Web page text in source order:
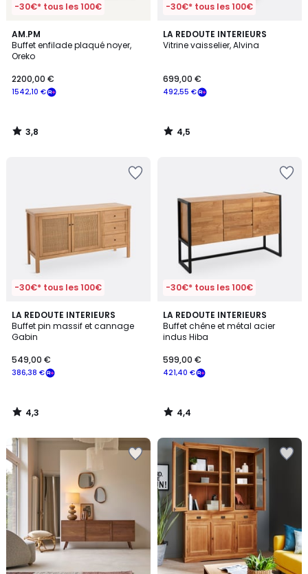
-30€* tous les 100€
AM.PM
Buffet enfilade plaqué noyer,
Oreko
1542,10 €
2200,00 €
3,8
/ 5
3,8
/
-30€* tous les 100€
LA REDOUTE INTERIEURS
Vitrine vaisselier, Alvina
492,55 €
699,00 €
4,5
/ 5
4,5
/
-30€* tous les 100€
LA REDOUTE INTERIEURS
Buffet pin massif et cannage
Gabin
386,38 €
549,00 €
4,3
/ 5
4,3
/
-30€* tous les 100€
LA REDOUTE INTERIEURS
Buffet chêne et métal acier
indus Hiba
421,40 €
599,00 €
4,4
/ 5
4,4
/